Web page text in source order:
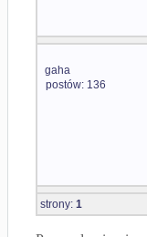
gaha
postów: 136
strony: 1